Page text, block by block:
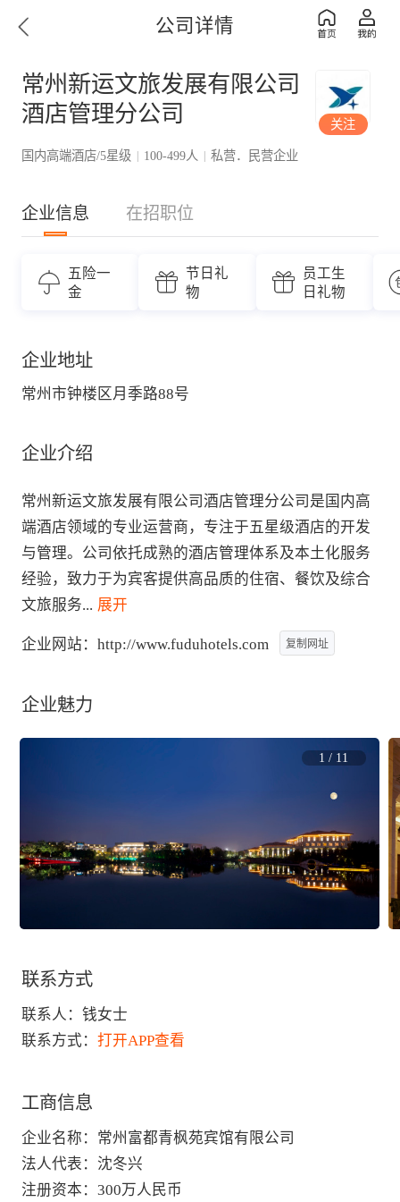
公司详情
常州新运文旅发展有限公司
酒店管理分公司
国内高端酒店/5星级 | 100-499人 | 私营．民营企业
关注
企业信息 在招职位
五险一
金
节日礼
物
员工生
日礼物
企业地址
常州市钟楼区月季路88号
企业介绍
常州新运文旅发展有限公司酒店管理分公司是国内高
端酒店领域的专业运营商，专注于五星级酒店的开发
与管理。公司依托成熟的酒店管理体系及本土化服务
经验，致力于为宾客提供高品质的住宿、餐饮及综合
文旅服务... 展开
企业网站： http://www.fuduhotels.com 复制网址
企业魅力
1 / 11
联系方式
联系人： 钱女士
联系方式： 打开APP查看
工商信息
企业名称 ： 常州富都青枫苑宾馆有限公司
法人代表 ： 沈冬兴
注册资本 ： 300万人民币